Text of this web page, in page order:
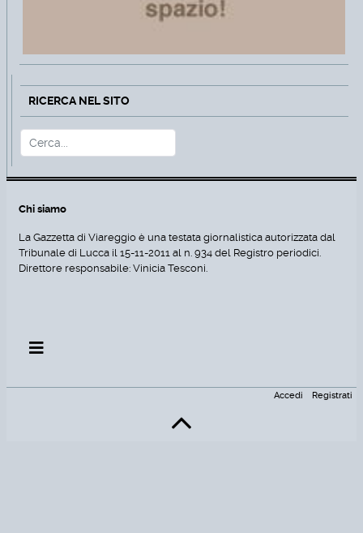
RICERCA NEL SITO
Cerca Type 2 or more characters for
Chi siamo
La Gazzetta di Viareggio è una testata giornalistica autorizzata dal
Tribunale di Lucca il 15-11-2011 al n. 934 del Registro periodici.
Direttore responsabile: Vinicia Tesconi.
Accedi Registrati